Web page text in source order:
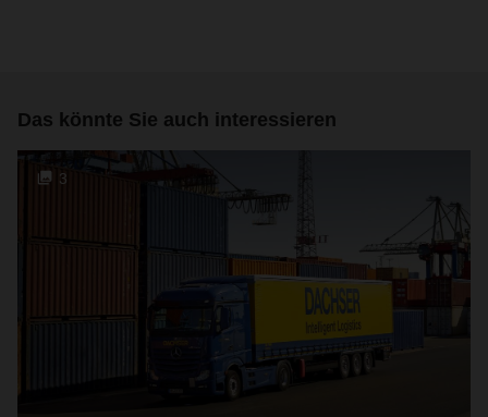
Das könnte Sie auch interessieren
3